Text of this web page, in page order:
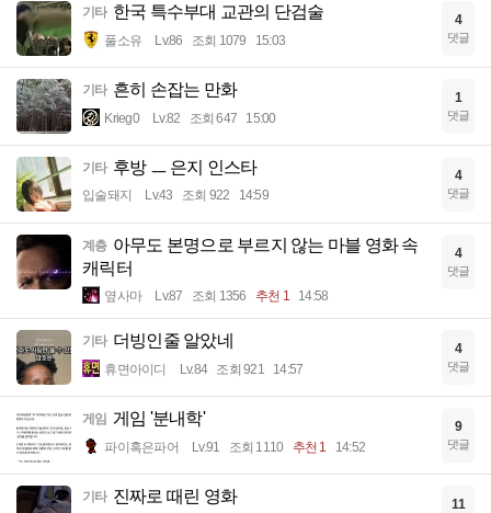
기타 한국 특수부대 교관의 단검술
풀소유 Lv.86 조회 1079 15:03
4
댓글
기타 흔히 손잡는 만화
Krieg0 Lv.82 조회 647 15:00
1
댓글
기타 후방 ㅡ 은지 인스타
입술돼지 Lv.43 조회 922 14:59
4
댓글
계층 아무도 본명으로 부르지 않는 마블 영화 속
캐릭터
옆사마 Lv.87 조회 1356 추천 1 14:58
4
댓글
기타 더빙인줄 알았네
휴면아이디 Lv.84 조회 921 14:57
4
댓글
게임 게임 '분내학'
파이혹은파어 Lv.91 조회 1110 추천 1 14:52
9
댓글
기타 진짜로 때린 영화 11